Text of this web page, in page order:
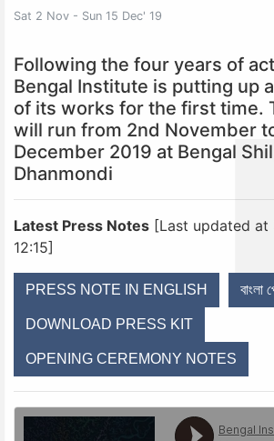
Sat 2 Nov - Sun 15 Dec' 19
Following the four years of
Bengal Institute is putting up
of its works for the first time.
will run from 2nd November
December 2019 at Bengal
Dhanmondi
Latest Press Notes [Last updated at
12:15]
PRESS NOTE IN ENGLISH বাংলা
DOWNLOAD PRESS KIT
OPENING CEREMONY NOTES